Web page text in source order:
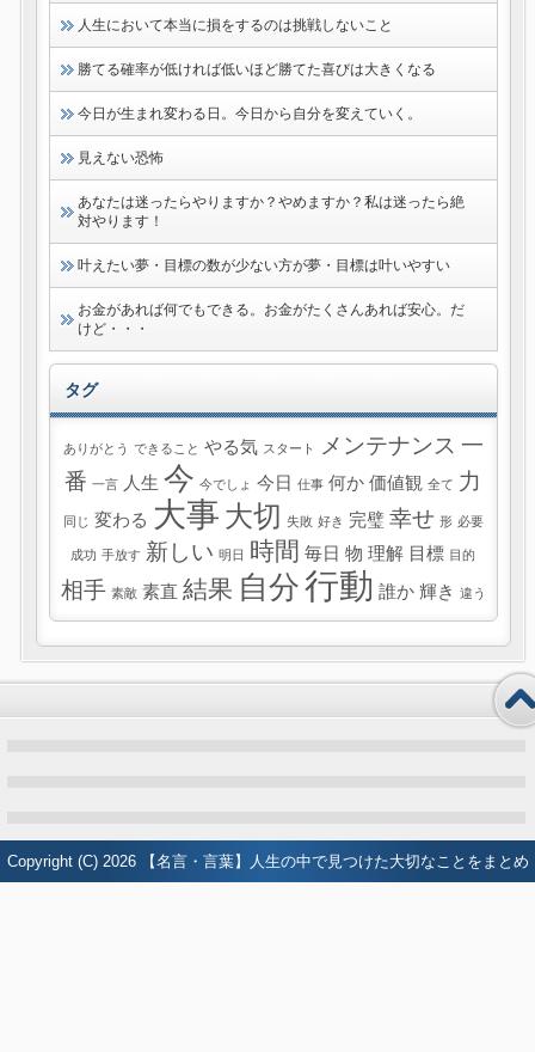
人生において本当に損をするのは挑戦しないこと
勝てる確率が低ければ低いほど勝てた喜びは大きくなる
今日が生まれ変わる日。今日から自分を変えていく。
見えない恐怖
あなたは迷ったらやりますか？やめますか？私は迷ったら絶
対やります！
叶えたい夢・目標の数が少ない方が夢・目標は叶いやすい
お金があれば何でもできる。お金がたくさんあれば安心。だ
けど・・・
タグ
ありがとう できること やる気 スタート メンテナンス 一
番 一言 人生 今 今でしょ 今日 仕事 何か 価値観 全て 力
同じ 変わる 大事 大切 失敗 好き 完璧 幸せ 形 必要
成功 手放す 新しい 明日 時間 毎日 物 理解 目標 目的
相手 素敵 素直 結果 自分行動 誰か 輝き 違う
Copyright (C) 2026 【名言・言葉】人生の中で見つけた大切なことをまとめ